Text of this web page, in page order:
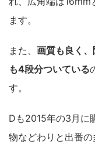
ます。
また、 画質も良く
も4段分ついている
す。
Dも2015年の3月に
物などわりと出番の